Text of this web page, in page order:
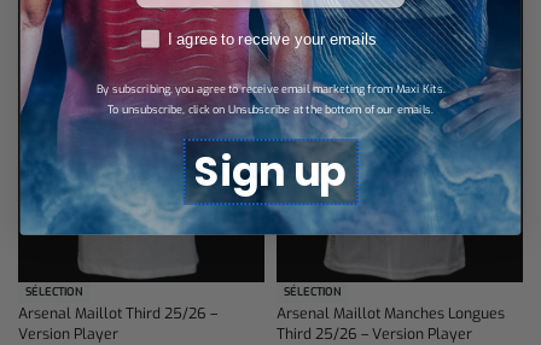
SÉLECTION
Arsenal Maillot Third 25/26 –
Version Player
SÉLECTION
Arsenal Maillot Manches Longues
Third 25/26 – Version Player
RGPDI agree to receive your emails
By subscribing, you agree to receive email marketing from Maxi Kits.
To unsubscribe, click on Unsubscribe at the bottom of our emails.
Sign up